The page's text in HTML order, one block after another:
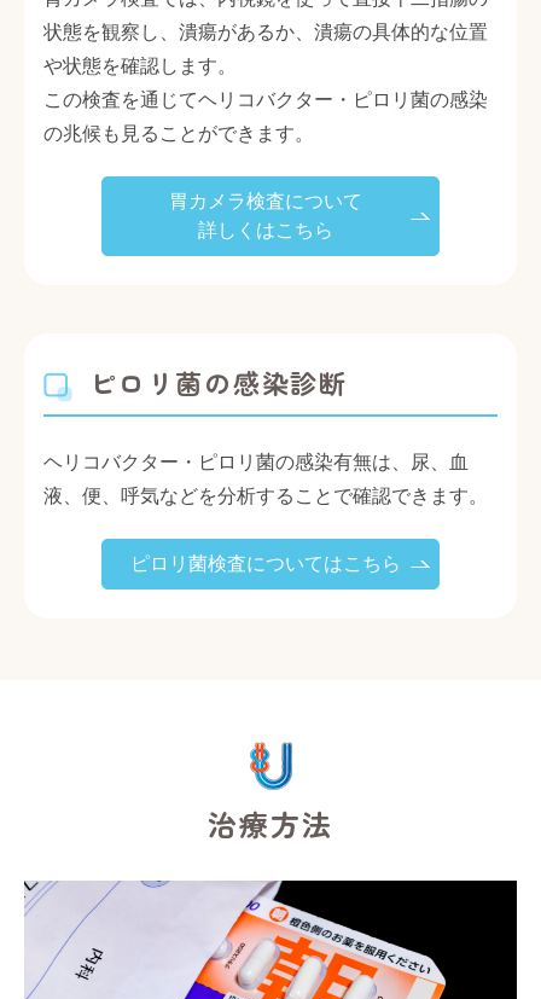
状態を観察し、潰瘍があるか、潰瘍の具体的な位置
や状態を確認します。
この検査を通じてヘリコバクター・ピロリ菌の感染
の兆候も見ることができます。
胃カメラ検査について
詳しくはこちら
ピロリ菌の感染診断
ヘリコバクター・ピロリ菌の感染有無は、尿、血
液、便、呼気などを分析することで確認できます。
ピロリ菌検査についてはこちら
治療方法